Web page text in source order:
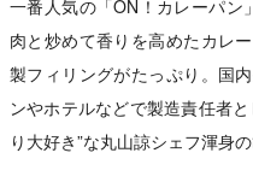
一番人気の「ON！カレーパン
肉と炒めて香りを高めたカレ
製フィリングがたっぷり。国
ンやホテルなどで製造責任者
り大好き”な丸山諒シェフ渾身の